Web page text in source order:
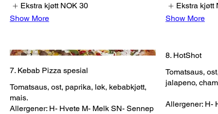
Ekstra kjøtt NOK 30
Show More
Ekstra kjøtt
Show More
7. Kebab Pizza spesial
Tomatsaus, ost, paprika, løk, kebabkjøtt,
mais.
Allergener: H- Hvete M- Melk SN- Sennep
8. HotShot
Tomatsaus,
jalapeno,
Allergener: H-